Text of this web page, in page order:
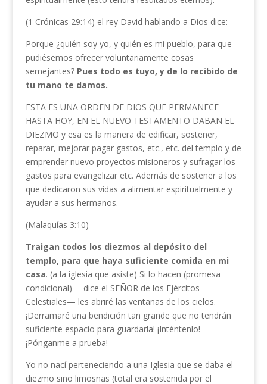
(1 Crónicas 29:14) el rey David hablando a Dios dice:
Porque ¿quién soy yo, y quién es mi pueblo, para que
pudiésemos ofrecer voluntariamente cosas
semejantes? Pues todo es tuyo, y de lo recibido de
tu mano te damos.
ESTA ES UNA ORDEN DE DIOS QUE PERMANECE
HASTA HOY, EN EL NUEVO TESTAMENTO DABAN EL
DIEZMO y esa es la manera de edificar, sostener,
reparar, mejorar pagar gastos, etc., etc. del templo y de
emprender nuevo proyectos misioneros y sufragar los
gastos para evangelizar etc. Además de sostener a los
que dedicaron sus vidas a alimentar espiritualmente y
ayudar a sus hermanos.
(Malaquías 3:10)
Traigan todos los diezmos al depósito del
templo, para que haya suficiente comida en mi
casa. (a la iglesia que asiste) Si lo hacen (promesa
condicional) —dice el SEÑOR de los Ejércitos
Celestiales— les abriré las ventanas de los cielos.
¡Derramaré una bendición tan grande que no tendrán
suficiente espacio para guardarla! ¡Inténtenlo!
¡Pónganme a prueba!
Yo no nací perteneciendo a una Iglesia que se daba el
diezmo sino limosnas (total era sostenida por el